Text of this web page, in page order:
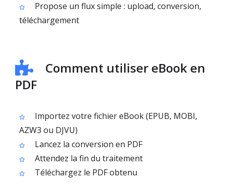
Propose un flux simple : upload, conversion,
téléchargement
Comment utiliser eBook en
PDF
Importez votre fichier eBook (EPUB, MOBI,
AZW3 ou DJVU)
Lancez la conversion en PDF
Attendez la fin du traitement
Téléchargez le PDF obtenu